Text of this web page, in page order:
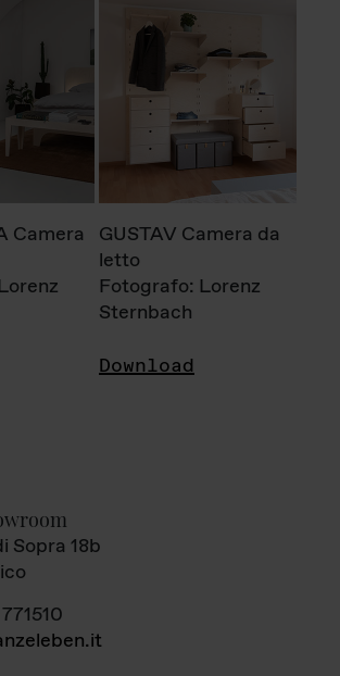
Camera
GUSTAV Camera da
letto
Fotografo: Lorenz
Sternbach
Download
Sopra 18b